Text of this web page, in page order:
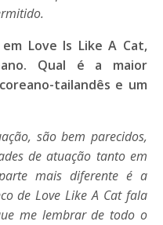
Love Is Like A Cat,
Qual é a maior
tailandês e um
são bem parecidos,
de atuação tanto em
mais diferente é a
de Love Like A Cat fala
me lembrar de todo o